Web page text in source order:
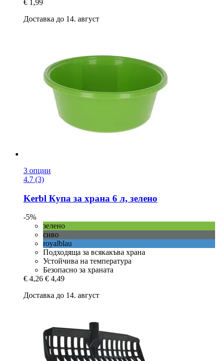
€ 1,99
Доставка до 14. август
3 опции
4.7 (3)
Kerbl Купа за храна 6 л, зелено
-5%
зелено
сиво
royalblau
Подходяща за всякакъва храна
Устойчива на температура
Безопасно за храната
€ 4,26 € 4,49
Доставка до 14. август